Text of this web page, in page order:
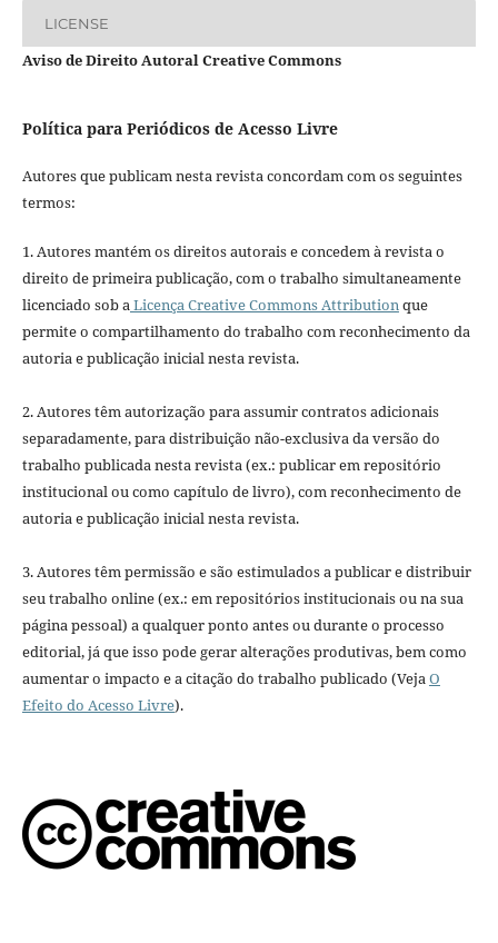
LICENSE
Aviso de Direito Autoral Creative Commons
Política para Periódicos de Acesso Livre
Autores que publicam nesta revista concordam com os seguintes
termos:
1. Autores mantém os direitos autorais e concedem à revista o
direito de primeira publicação, com o trabalho simultaneamente
licenciado sob aLicença Creative Commons Attributionque
permite o compartilhamento do trabalho com reconhecimento da
autoria e publicação inicial nesta revista.
2. Autores têm autorização para assumir contratos adicionais
separadamente, para distribuição não-exclusiva da versão do
trabalho publicada nesta revista (ex.: publicar em repositório
institucional ou como capítulo de livro), com reconhecimento de
autoria e publicação inicial nesta revista.
3. Autores têm permissão e são estimulados a publicar e distribuir
seu trabalho online (ex.: em repositórios institucionais ou na sua
página pessoal) a qualquer ponto antes ou durante o processo
editorial, já que isso pode gerar alterações produtivas, bem como
aumentar o impacto e a citação do trabalho publicado (VejaO
Efeito do Acesso Livre).